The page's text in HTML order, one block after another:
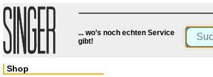
... wo’s noch echten Service
gibt!
Shop